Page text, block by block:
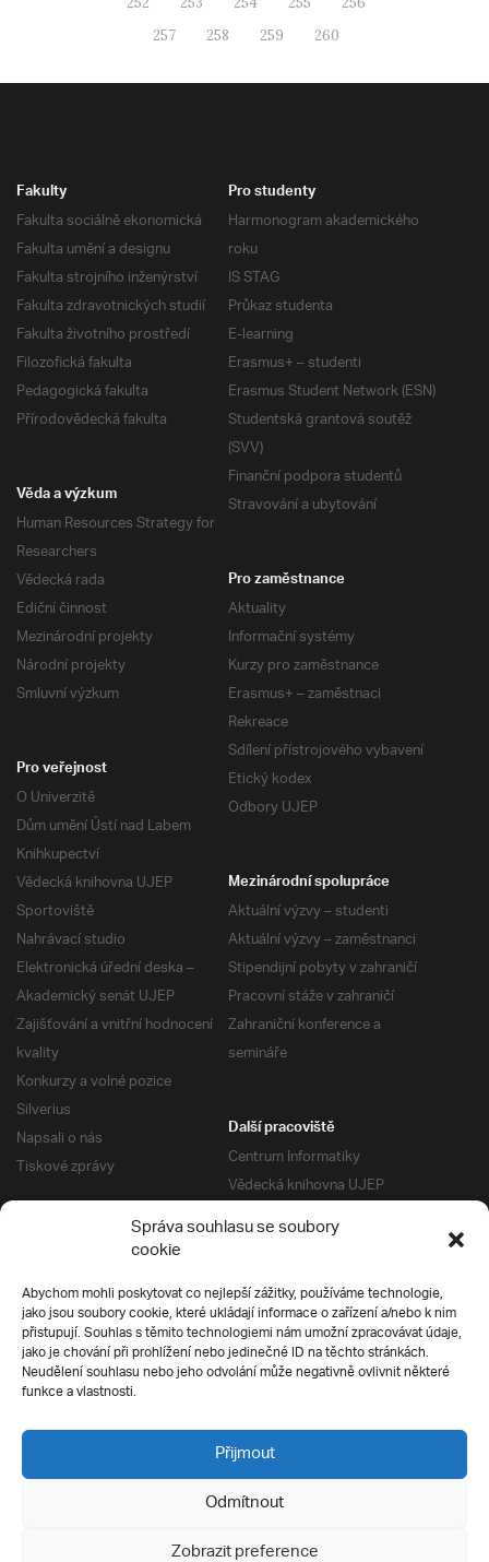
Správa souhlasu se soubory
cookie
Abychom mohli poskytovat co nejlepší zážitky, používáme technologie,
jako jsou soubory cookie, které ukládají informace o zařízení a/nebo k nim
přistupují. Souhlas s těmito technologiemi nám umožní zpracovávat údaje,
jako je chování při prohlížení nebo jedinečné ID na těchto stránkách.
Neudělení souhlasu nebo jeho odvolání může negativně ovlivnit některé
funkce a vlastnosti.
Přijmout
Odmítnout
Zobrazit preference
257
258 259 260
Fakulty
Fakulta sociálně ekonomická
Fakulta umění a designu
Fakulta strojního inženýrství
Fakulta zdravotnických studií
Fakulta životního prostředí
Filozofická fakulta
Pedagogická fakulta
Přírodovědecká fakulta
Pro studenty
Harmonogram akademického
roku
IS STAG
Průkaz studenta
E-learning
Erasmus+ – studenti
Erasmus Student Network (ESN)
Studentská grantová soutěž
(SVV)
Finanční podpora studentů
Stravování a ubytování
Věda a výzkum
Human Resources Strategy for
Researchers
Vědecká rada
Ediční činnost
Mezinárodní projekty
Národní projekty
Smluvní výzkum
Pro zaměstnance
Aktuality
Informační systémy
Kurzy pro zaměstnance
Erasmus+ – zaměstnaci
Rekreace
Sdílení přístrojového vybavení
Etický kodex
Odbory UJEP
Pro veřejnost
O Univerzitě
Dům umění Ústí nad Labem
Knihkupectví
Vědecká knihovna UJEP
Sportoviště
Nahrávací studio
Elektronická úřední deska –
Akademický senát UJEP
Zajišťování a vnitřní hodnocení
kvality
Konkurzy a volné pozice
Silverius
Napsali o nás
Tiskové zprávy
Mezinárodní spolupráce
Aktuální výzvy – studenti
Aktuální výzvy – zaměstnanci
Stipendijní pobyty v zahraničí
Pracovní stáže v zahraničí
Zahraniční konference a
semináře
Další pracoviště
Centrum Informatiky
Vědecká knihovna UJEP
Správa kolejí a menz
Univerzitní centrum podpory
Silverius
Pro uchazeče
Přijímací řízení
E-prihlaska
Přípravné kurzy
Ochrana soukromí
Všechna práva vyhrazena